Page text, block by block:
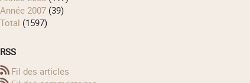
année 2007(39)
total (1597)
RSS
Fil des articles